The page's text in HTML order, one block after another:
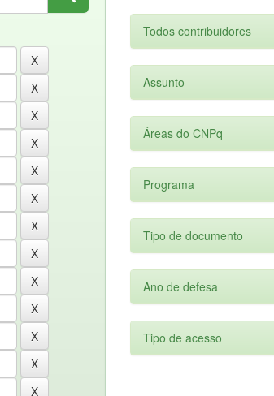
Todos contribuidores
Assunto
Áreas do CNPq
Programa
Tipo de documento
Ano de defesa
Tipo de acesso